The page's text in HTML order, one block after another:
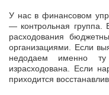
У нас в финансовом
— контрольная группа.
расходования
организациями. Если
недодаем именно
израсходована. Если
приходится